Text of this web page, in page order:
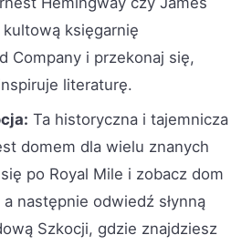
księgarnię
Company i przekonaj się,
literaturę.
Ta historyczna i tajemnicza
domem dla wielu znanych
po Royal Mile i zobacz dom
następnie odwiedź słynną
Szkocji, gdzie znajdziesz